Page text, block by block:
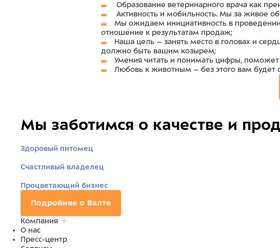
Образование ветеринарного врача как
Активность и мобильность. Мы за живое
Мы ожидаем инициативность в проведении
отношение к результатам продаж;
Наша цель – занять место в головах и
должно быть вашим козырем;
Умения читать и понимать цифры,
Любовь к животным – без этого вам будет
Мы заботимся о качестве и
Здоровый питомец
Счастливый владелец
Процветающий бизнес
Подробнее о Валте
Компания
О нас
Пресс-центр